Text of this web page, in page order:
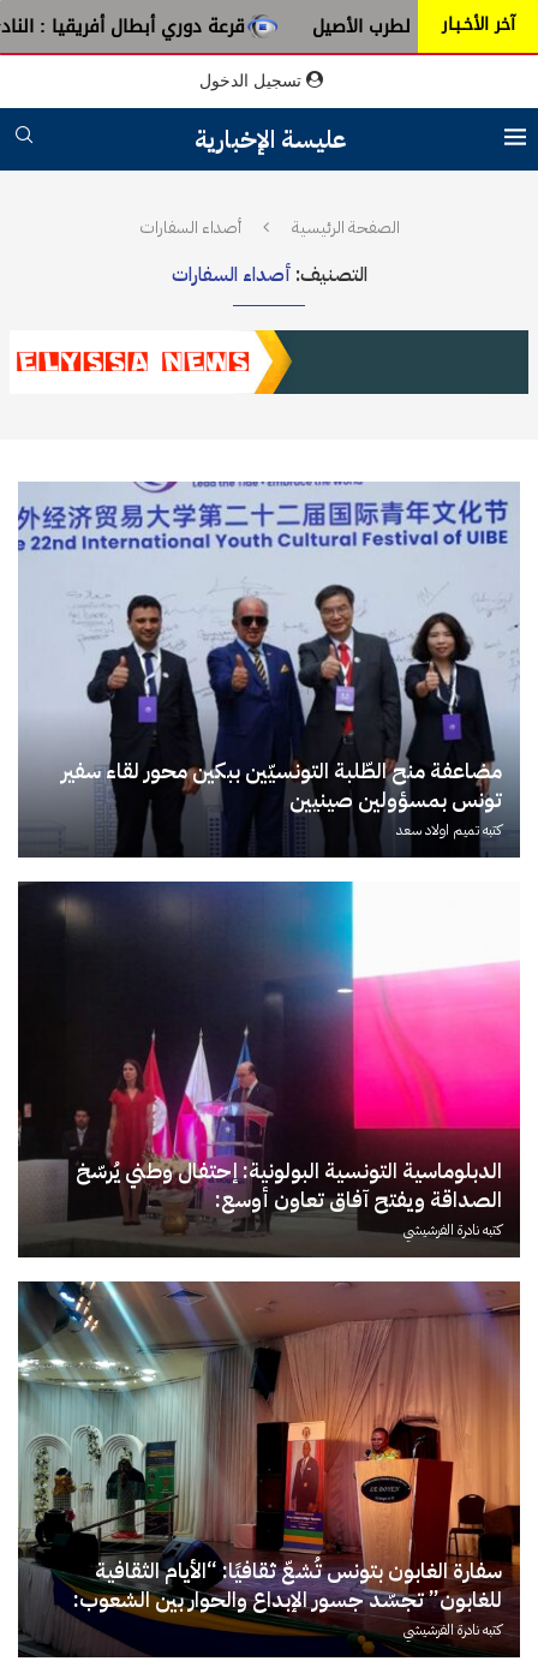
آخر الأخـبـار
الأصيل قرعة دوري أبطال أفريقيا : النادي الإفريقي
تسجيل الدخول
عليسة الإخبارية
الصفحة الرئيسية أصداء السفارات
التصنيف: أصداء السفارات
مضاعفة منح الطّلبة التونسيّين ببكين محور لقاء سفير
تونس بمسؤولين صينيين
كتبهتميم اولاد سعد
الدبلوماسية التونسية البولونية: إحتفال وطني يُرسّخ
الصداقة ويفتح آفاق تعاون أوسع:
كتبهنادرة الفرشيشي
سفارة الغابون بتونس تُشعّ ثقافيًا: “الأيام الثقافية
للغابون” تجسّد جسور الإبداع والحوار بين الشعوب:
كتبهنادرة الفرشيشي